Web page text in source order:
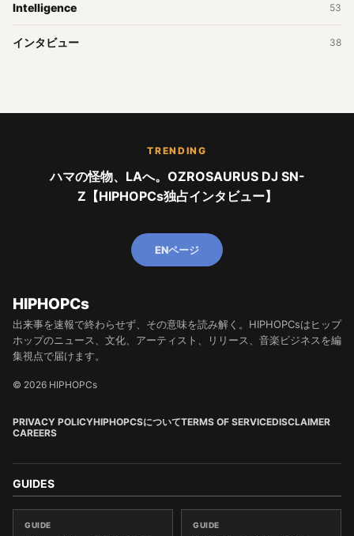
Intelligence 53
インタビュー 38
TRENDING
ハマの怪物、LAへ。OZROSAURUS DJ SN-
Z【HIPHOPCs独占インタビュー】
ENページ
HIPHOPCs
出来事を速報で終わらせず、その意味を読み解く。HIPHOPCsはヒップ
ホップのニュース、文化、アーティスト、リリース、音楽ビジネスを編
集視点で届けます。
© 2026 HIPHOPCs
PRIVACY POLICYHIPHOPCSについてTERMS OF SERVICEDISCLAIMER
CAREERS
GUIDES
GUIDE GUIDE